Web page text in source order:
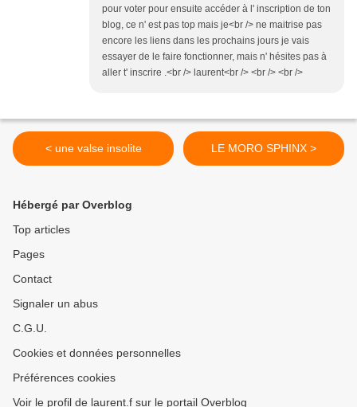
pour voter pour ensuite accéder à l' inscription de ton
blog, ce n' est pas top mais je<br /> ne maitrise pas
encore les liens dans les prochains jours je vais
essayer de le faire fonctionner, mais n' hésites pas à
aller t' inscrire .<br /> laurent<br /> <br /> <br />
< une valse insolite LE MORO SPHINX >
Hébergé par Overblog
Top articles
Pages
Contact
Signaler un abus
C.G.U.
Cookies et données personnelles
Préférences cookies
Voir le profil de laurent.f sur le portail Overblog